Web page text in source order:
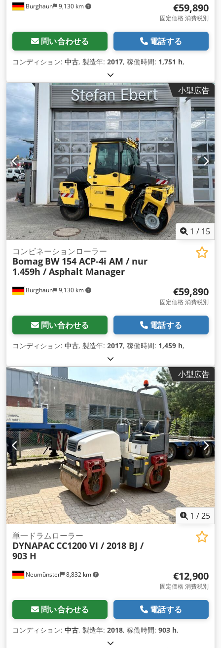
Burghaun 9,130 km €59,890
固定価格 消費税別
問い合わせる 電話する
コンディション: 中古, 製造年: 2017, 稼働時間: 1,751 h,
小型広告
1 / 15
Burghaun 9,130 km
コンビネーションローラー
Bomag BW 154 ACP-4i AM / nur
1.459h / Asphalt Manager
€59,890
固定価格 消費税別
問い合わせる 電話する
コンディション: 中古, 製造年: 2017, 稼働時間: 1,459 h,
小型広告
1 /25
Neumünster 8,832 km
単一ドラムローラー
DYNAPAC CC1200 VI / 2018 BJ /
903 H
€12,900
固定価格 消費税別
問い合わせる 電話する
コンディション: 中古, 製造年: 2018, 稼働時間: 903 h,